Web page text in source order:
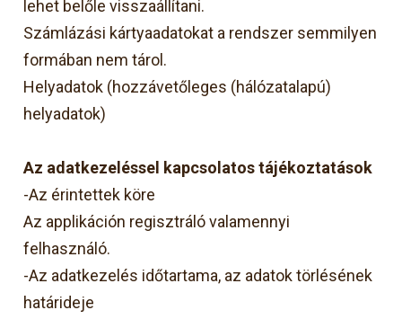
lehet belőle visszaállítani.
Számlázási kártyaadatokat a rendszer semmilyen
formában nem tárol.
Helyadatok (hozzávetőleges (hálózatalapú)
helyadatok)
Az adatkezeléssel kapcsolatos tájékoztatások
-Az érintettek köre
Az applikáción regisztráló valamennyi
felhasználó.
-Az adatkezelés időtartama, az adatok törlésének
határideje